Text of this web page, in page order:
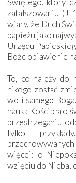
zafałszowaniu (J
wiary, że Duch
papieżu jako
Urzędu
Boże objawienie
To, co należy do
nikogo zostać
woli samego
nauka Kościoła o
przestrzeganiu
tylko
więcej: o
wzięciu do Nieba,